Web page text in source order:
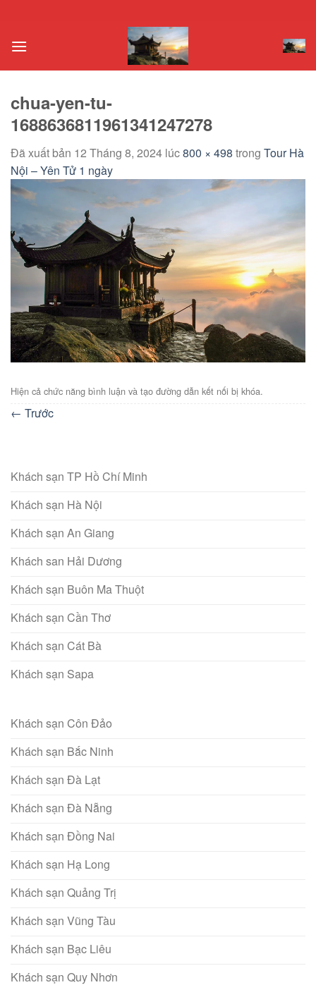
nội
chua-yen-tu-
1688636811961341247278
Đã xuất bản 12 Tháng 8, 2024 lúc800 × 498 trong Tour Hà
Nội – Yên Tử 1 ngày
Hiện cả chức năng bình luận và tạo đường dẫn kết nối bị khóa.
← Trước
Khách sạn TP Hồ Chí Minh
Khách sạn Hà Nội
Khách sạn An Giang
Khách san Hải Dương
Khách sạn Buôn Ma Thuột
Khách sạn Cần Thơ
Khách sạn Cát Bà
Khách sạn Sapa
Khách sạn Côn Đảo
Khách sạn Bắc Ninh
Khách sạn Đà Lạt
Khách sạn Đà Nẵng
Khách sạn Đồng Nai
Khách sạn Hạ Long
Khách sạn Quảng Trị
Khách sạn Vũng Tàu
Khách sạn Bạc Liêu
Khách sạn Quy Nhơn